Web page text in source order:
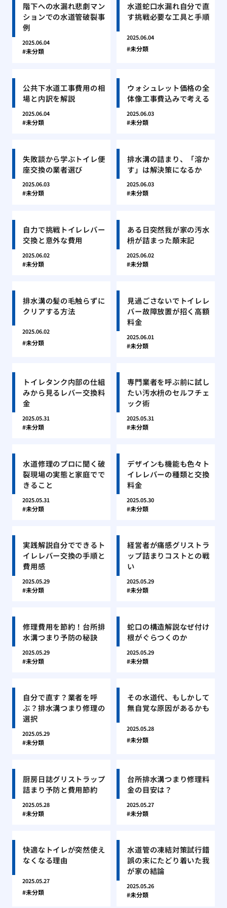
階下への水漏れ悲劇マン
ションでの水道管破裂事
例
2025.06.04
未分類
水道蛇口水漏れ自分で直
す挑戦必要な工具と手順
2025.06.04
未分類
公共下水道工事費用の相
場と内訳を解説
2025.06.04
未分類
ウォシュレット価格の全
体像工事費込みで考える
2025.06.03
未分類
失敗談から学ぶトイレ便
座交換の業者選び
2025.06.03
未分類
排水溝の詰まり、「溶か
す」は解決策になるか
2025.06.03
未分類
自力で挑戦トイレレバー
交換と意外な費用
2025.06.02
未分類
ある日突然我が家の汚水
枡が詰まった顛末記
2025.06.02
未分類
排水溝の髪の毛触らずに
クリアする方法
2025.06.02
未分類
見過ごさないでトイレレ
バー故障放置が招く高額
料金
2025.06.01
未分類
トイレタンク内部の仕組
みから見るレバー交換料
金
2025.05.31
未分類
専門業者を呼ぶ前に試し
たい汚水枡のセルフチェ
ック術
2025.05.31
未分類
水道修理のプロに聞く破
裂現場の実態と家庭でで
きること
2025.05.31
未分類
デザインも機能も色々ト
イレレバーの種類と交換
料金
2025.05.30
未分類
実践解説自分でできるト
イレレバー交換の手順と
費用感
2025.05.29
未分類
経営者が痛感グリストラ
ップ詰まりコストとの戦
い
2025.05.29
未分類
修理費用を節約！台所排
水溝つまり予防の秘訣
2025.05.29
未分類
蛇口の構造解説なぜ付け
根がぐらつくのか
2025.05.29
未分類
自分で直す？業者を呼
ぶ？排水溝つまり修理の
選択
2025.05.29
未分類
その水道代、もしかして
無自覚な原因があるかも
2025.05.28
未分類
厨房日誌グリストラップ
詰まり予防と費用節約
2025.05.28
未分類
台所排水溝つまり修理料
金の目安は？
2025.05.27
未分類
快適なトイレが突然使え
なくなる理由
2025.05.27
未分類
水道管の凍結対策試行錯
誤の末にたどり着いた我
が家の結論
2025.05.26
未分類